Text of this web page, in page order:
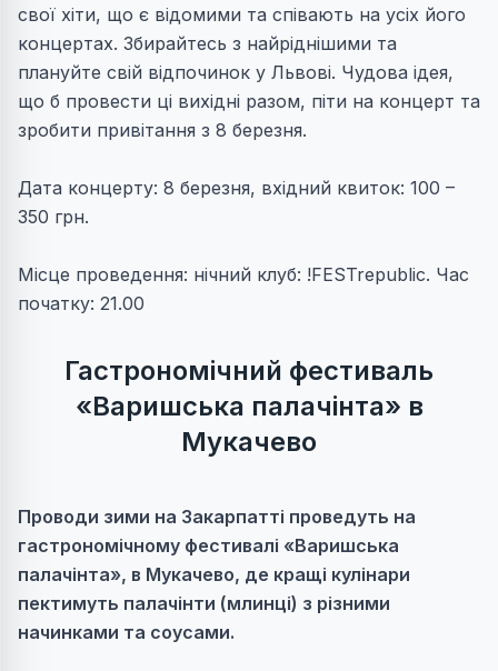
свої хіти, що є відомими та співають на усіх його
концертах. Збирайтесь з найріднішими та
плануйте свій відпочинок у Львові. Чудова ідея,
що б провести ці вихідні разом, піти на концерт та
зробити привітання з 8 березня.
Дата концерту: 8 березня, вхідний квиток: 100 –
350 грн.
Місце проведення: нічний клуб: !FESTrepublic. Час
початку: 21.00
Гастрономічний фестиваль
«Варишська палачінта» в
Мукачево
Проводи зими на Закарпатті проведуть на
гастрономічному фестивалі «Варишська
палачінта», в Мукачево, де кращі кулінари
пектимуть палачінти (млинці) з різними
начинками та соусами.